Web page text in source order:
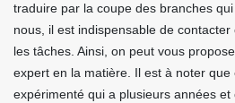
traduire par la coupe des branches
nous, il est indispensable de
les tâches. Ainsi, on peut vous
expert en la matière. Il est à noter que
expérimenté qui a plusieurs années